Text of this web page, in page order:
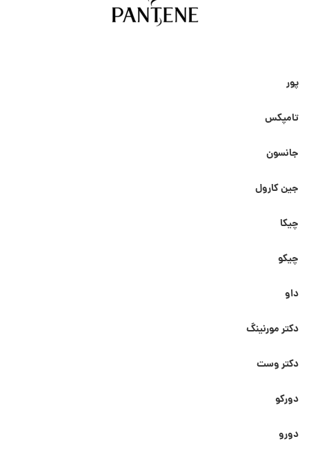
پور
تامپکس
جانسون
جین کارول
چیکا
چیکو
داو
دکتر مورنینگ
دکتر وست
دورکو
دورو